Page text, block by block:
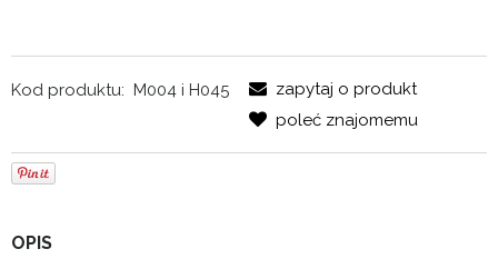
Kod produktu: M004 i H045
zapytaj o produkt
poleć znajomemu
OPIS